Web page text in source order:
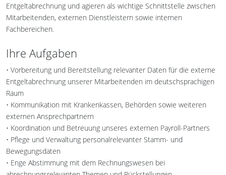
Entgeltabrechnung und agieren als wichtige Schnittstelle zwischen
Mitarbeitenden, externen Dienstleistern sowie internen
Fachbereichen.
Ihre Aufgaben
• Vorbereitung und Bereitstellung relevanter Daten für die externe
Entgeltabrechnung unserer Mitarbeitenden im deutschsprachigen
Raum
• Kommunikation mit Krankenkassen, Behörden sowie weiteren
externen Ansprechpartnern
• Koordination und Betreuung unseres externen Payroll-Partners
• Pflege und Verwaltung personalrelevanter Stamm- und
Bewegungsdaten
• Enge Abstimmung mit dem Rechnungswesen bei